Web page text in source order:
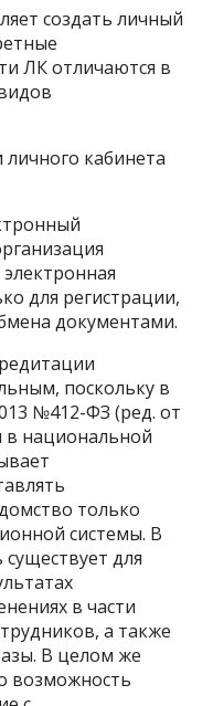
создать личный
ЛК отличаются в
кабинета
для регистрации,
документами.
поскольку в
№412-ФЗ (ред. от
в национальной
только
системы. В
существует для
в части
а также
В целом же
возможность